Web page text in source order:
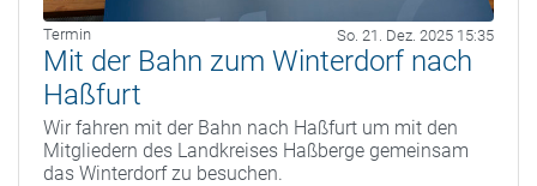
Termin So. 21. Dez. 2025 15:35
Mit der Bahn zum Winterdorf nach
Haßfurt
Wir fahren mit der Bahn nach Haßfurt um mit den
Mitgliedern des Landkreises Haßberge gemeinsam
das Winterdorf zu besuchen.